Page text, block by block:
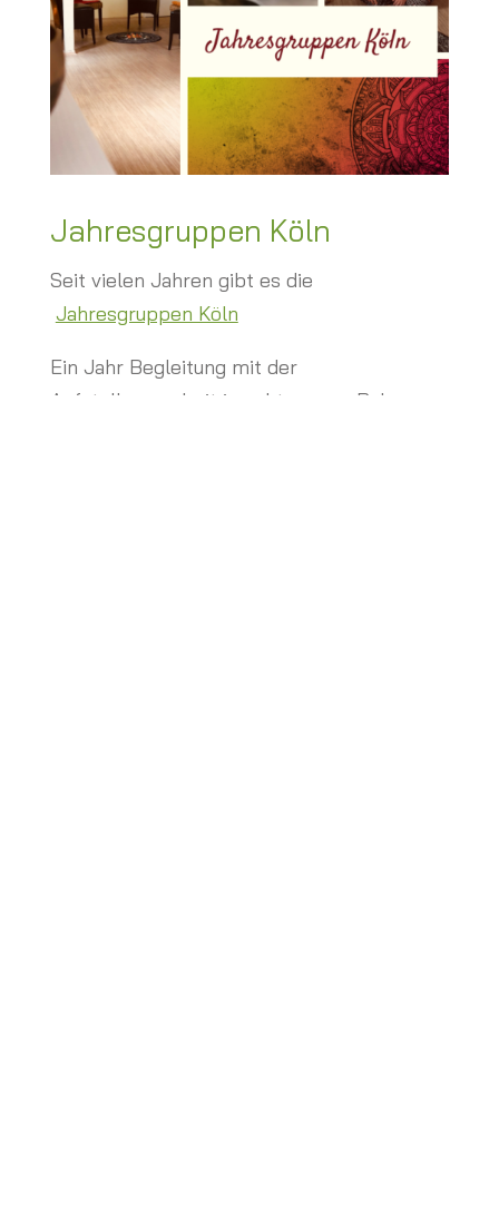
Jahresgruppen Köln
Seit vielen Jahren gibt es die
Jahresgruppen Köln
Ein Jahr Begleitung mit der
Aufstellungsarbeit in achtsamem Rahmen